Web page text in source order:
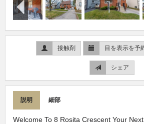
接触剤 目を表示を予
シェア
説明 細部
Welcome To 8 Rosita Crescent Your